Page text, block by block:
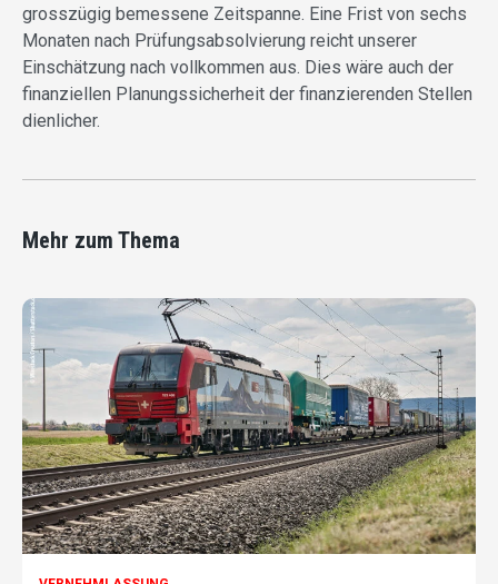
grosszügig bemessene Zeitspanne. Eine Frist von sechs
Monaten nach Prüfungsabsolvierung reicht unserer
Einschätzung nach vollkommen aus. Dies wäre auch der
finanziellen Planungssicherheit der finanzierenden Stellen
dienlicher.
Mehr zum Thema